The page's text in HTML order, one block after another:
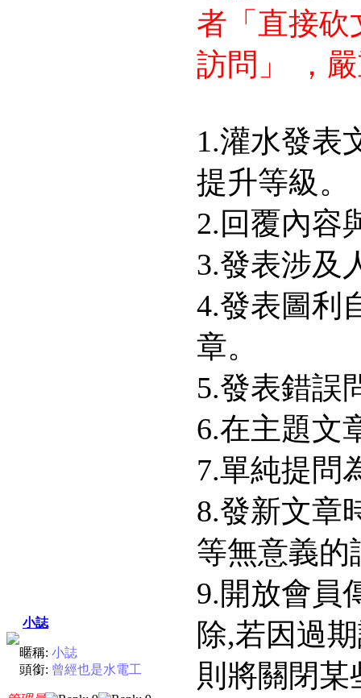
小誌
暱稱: 小誌
頭銜: 曾經也是水電工
者「直接砍
訪問」 ，
1.灌水發表
提升等級。
2.回覆內容
3.發表涉及
4.發表圖利
章。
5.發表錯誤
6.在主題文
7.單純提問
8.發新文章
等無意義的
9.開放會員
除,若因過
則將關閉